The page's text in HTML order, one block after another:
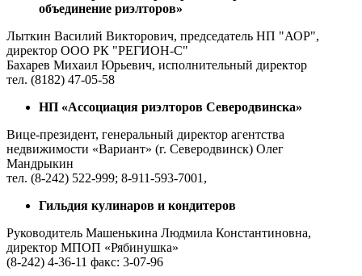
объединение риэлторов»
Лыткин Василий Викторович, председатель НП "АОР",
директор ООО РК "РЕГИОН-С"
Бахарев Михаил Юрьевич, исполнительный директор
тел. (8182) 47-05-58
НП «Ассоциация риэлторов Северодвинска»
Вице-президент, генеральный директор агентства
недвижимости «Вариант» (г. Северодвинск) Олег
Мандрыкин
тел. (8-242) 522-999; 8-911-593-7001,
Гильдия кулинаров и кондитеров
Руководитель Машенькина Людмила Константиновна,
директор МПОП «Рябинушка»
(8-242) 4-36-11 факс: 3-07-96